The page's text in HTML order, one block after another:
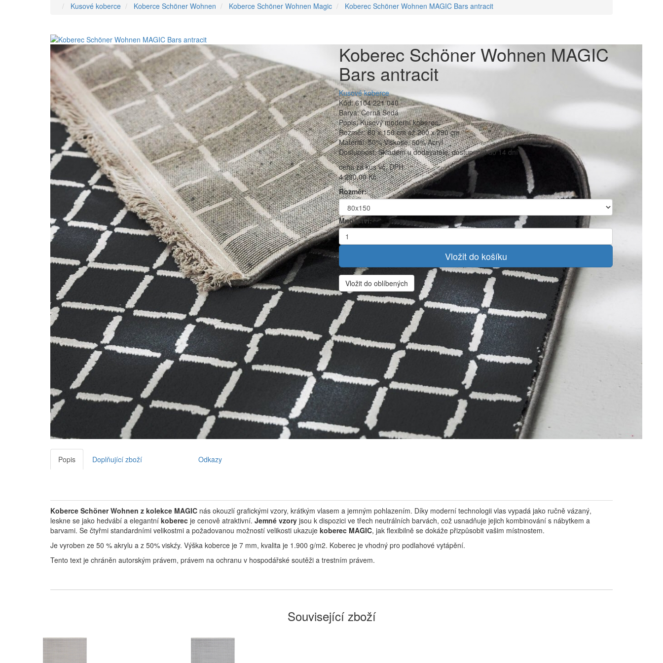
Kusové koberce Koberce Schöner Wohnen Koberce Schöner Wohnen Magic Koberec Schöner Wohnen MAGIC Bars antracit
Koberec Schöner Wohnen MAGIC
Bars antracit
Kusové koberce
Kód: 6104 221 040
Barva: Černá Šedá
Popis: Kusový moderní koberec
Rozměr: 80 x 150 cm až 200 x 290 cm
Materiál: 50% Viskose, 50% Acryl
Dostupnost: Skladem u dodavatele, dostupnost do 14 dní
cena za kus vč. DPH
4 290,00 Kč
Rozměr:
Množství:
Vložit do oblíbených
Popis Doplňující zboží Odkazy
Koberce Schöner Wohnen z kolekce MAGIC nás okouzlí grafickými vzory, krátkým vlasem a jemným pohlazením. Díky moderní technologii vlas vypadá jako ručně vázaný,
leskne se jako hedvábí a elegantní koberec je cenově atraktivní. Jemné vzory jsou k dispozici ve třech neutrálních barvách, což usnadňuje jejich kombinování s nábytkem a
barvami. Se čtyřmi standardními velikostmi a požadovanou možností velikosti ukazuje koberec MAGIC, jak flexibilně se dokáže přizpůsobit vašim místnostem.
Je vyroben ze 50 % akrylu a z 50% viskźy. Výška koberce je 7 mm, kvalita je 1.900 g/m2. Koberec je vhodný pro podlahové vytápění.
Tento text je chráněn autorským právem, právem na ochranu v hospodářské soutěži a trestním právem.
Související zboží